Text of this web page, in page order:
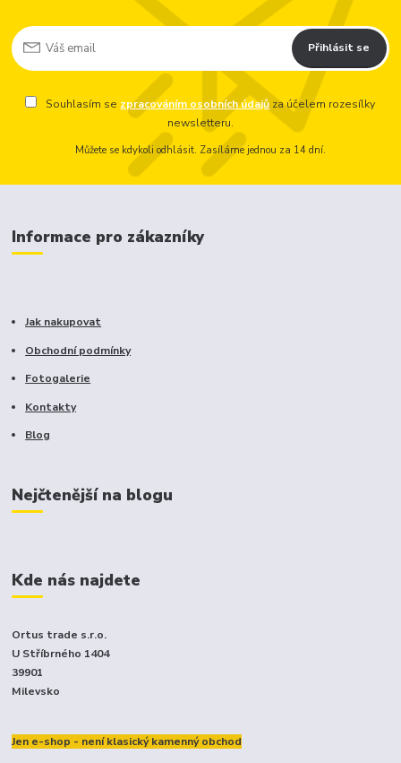
Přihlásit se
Souhlasím se zpracováním osobních údajů za účelem rozesílky
newsletteru.
Můžete se kdykoli odhlásit. Zasíláme jednou za 14 dní.
Informace pro zákazníky
Jak nakupovat
Obchodní podmínky
Fotogalerie
Kontakty
Blog
Nejčtenější na blogu
Kde nás najdete
Ortus trade s.r.o.
U Stříbrného 1404
39901
Milevsko
Jen e-shop - není klasický kamenný obchod